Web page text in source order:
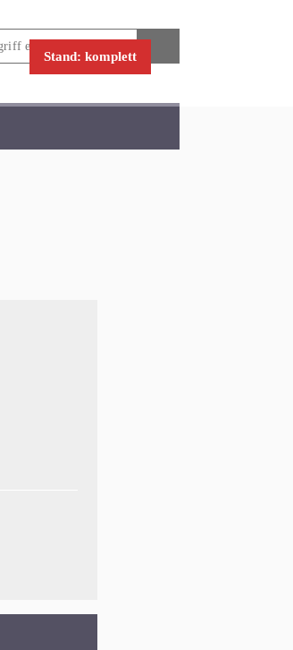
Stand: komplett